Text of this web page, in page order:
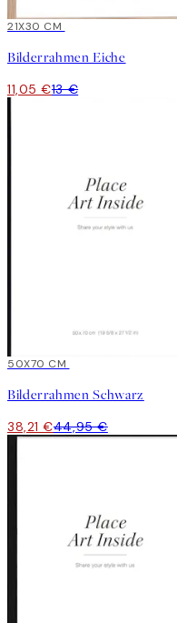
15%*
21X30 CM
Bilderrahmen Eiche
11,05 €13 €
15%*
50X70 CM
Bilderrahmen Schwarz
38,21 €44,95 €